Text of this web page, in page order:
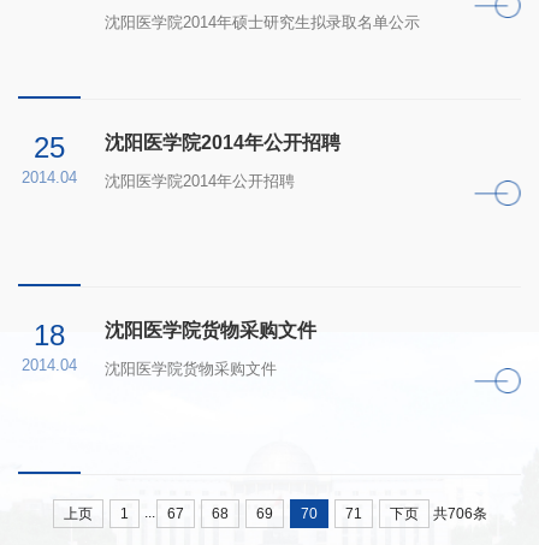
沈阳医学院2014年硕士研究生拟录取名单公示
25
2014.04
沈阳医学院2014年公开招聘
沈阳医学院2014年公开招聘
18
2014.04
沈阳医学院货物采购文件
沈阳医学院货物采购文件
上页 1 ... 67 68 69 70 71 下页 共706条